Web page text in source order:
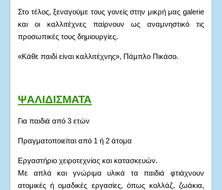
Στο τέλος, ξεναγούμε τους γονείς στην μικρή μας galerie
και οι καλλιτέχνες παίρνουν ως αναμνηστικό τις
προσωπικές τους δημιουργίες.
«Κάθε παιδί είναι καλλιτέχνης», Πάμπλο Πικάσο.
ΨΑΛΙΔΙΣΜΑΤΑ
Για παιδιά από 3 ετών
Πραγματοποιείται από 1 ή 2 άτομα
Εργαστήριο χειροτεχνίας και κατασκευών.
Με απλά και γνώριμα υλικά τα παιδιά φτιάχνουν
ατομικές ή ομαδικές εργασίες, όπως κολλάζ, ζωάκια,